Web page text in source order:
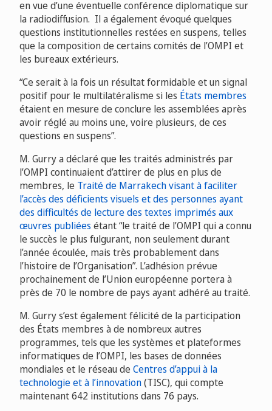
en vue d’une éventuelle conférence diplomatique sur
la radiodiffusion. Il a également évoqué quelques
questions institutionnelles restées en suspens, telles
que la composition de certains comités de l’OMPI et
les bureaux extérieurs.
“Ce serait à la fois un résultat formidable et un signal
positif pour le multilatéralisme si les États membres
étaient en mesure de conclure les assemblées après
avoir réglé au moins une, voire plusieurs, de ces
questions en suspens”.
M. Gurry a déclaré que les traités administrés par
l’OMPI continuaient d’attirer de plus en plus de
membres, le Traité de Marrakech visant à faciliter
l’accès des déficients visuels et des personnes ayant
des difficultés de lecture des textes imprimés aux
œuvres publiées étant “le traité de l’OMPI qui a connu
le succès le plus fulgurant, non seulement durant
l’année écoulée, mais très probablement dans
l’histoire de l’Organisation”. L’adhésion prévue
prochainement de l’Union européenne portera à
près de 70 le nombre de pays ayant adhéré au traité.
M. Gurry s’est également félicité de la participation
des États membres à de nombreux autres
programmes, tels que les systèmes et plateformes
informatiques de l’OMPI, les bases de données
mondiales et le réseau deCentres d’appui à la
technologie et à l’innovation(TISC), qui compte
maintenant 642 institutions dans 76 pays.